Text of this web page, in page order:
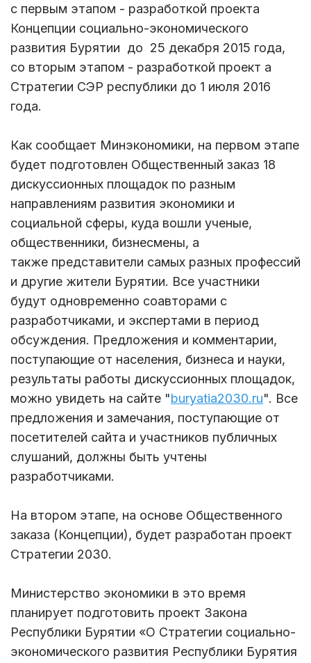
с первым этапом - разработкой проекта
Концепции социально-экономического
развития Бурятии до 25 декабря 2015 года,
со вторым этапом - разработкой проект а
Стратегии СЭР республики до 1 июля 2016
года.
Как сообщает Минэкономики, на первом этапе
будет подготовлен Общественный заказ 18
дискуссионных площадок по разным
направлениям развития экономики и
социальной сферы, куда вошли ученые,
общественники, бизнесмены, а
также представители самых разных профессий
и другие жители Бурятии. Все участники
будут одновременно соавторами с
разработчиками, и экспертами в период
обсуждения. Предложения и комментарии,
поступающие от населения, бизнеса и науки,
результаты работы дискуссионных площадок,
можно увидеть на сайте "buryatia2030.ru". Все
предложения и замечания, поступающие от
посетителей сайта и участников публичных
слушаний, должны быть учтены
разработчиками.
На втором этапе, на основе Общественного
заказа (Концепции), будет разработан проект
Стратегии 2030.
Министерство экономики в это время
планирует подготовить проект Закона
Республики Бурятии «О Стратегии социально-
экономического развития Республики Бурятия